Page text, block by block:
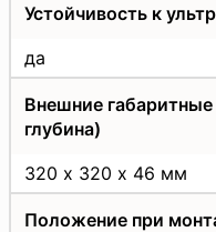
Устойчивость к
да
Внешние
глубина)
320 х 320 х 46 мм
Положение при